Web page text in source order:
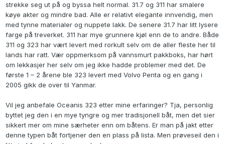
strekke seg ut på og byssa helt normal. 31.7 og 311 har smalere
køye akter og mindre bad. Alle er relativt elegante innvendig, men
med tynne materialer og nuppete lakk. De senere 31.7 har litt lysere
farge på treverket. 311 har mye grunnere kjøl enn de to andre. Både
311 og 323 har vært levert med rorkult selv om de aller fleste her til
lands har ratt. Vær oppmerksom på vannsmurt pakkboks, har hørt
om lekkasjer her selv om jeg ikke hadde problemer med det. De
første 1 – 2 årene ble 323 levert med Volvo Penta og en gang i
2005 gikk de over til Yanmar.
Vil jeg anbefale Oceanis 323 etter mine erfaringer? Tja, personlig
byttet jeg den i en mye tyngre og mer tradisjonell båt, men det sier
sikkert mer om mine særheter enn om båtens. Er man på jakt etter
denne typen båt fortjener den en plass på lista. Men prøveseil den i